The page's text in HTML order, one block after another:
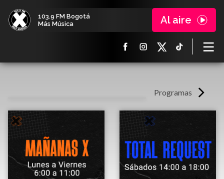
103.9 FM Bogotá
Más Música
Al aire
Programas